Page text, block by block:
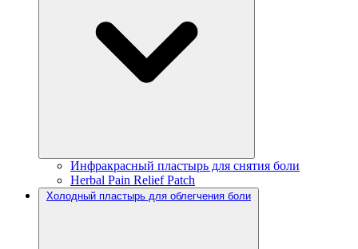
Инфракрасный пластырь для снятия боли
Herbal Pain Relief Patch
Холодный пластырь для облегчения боли